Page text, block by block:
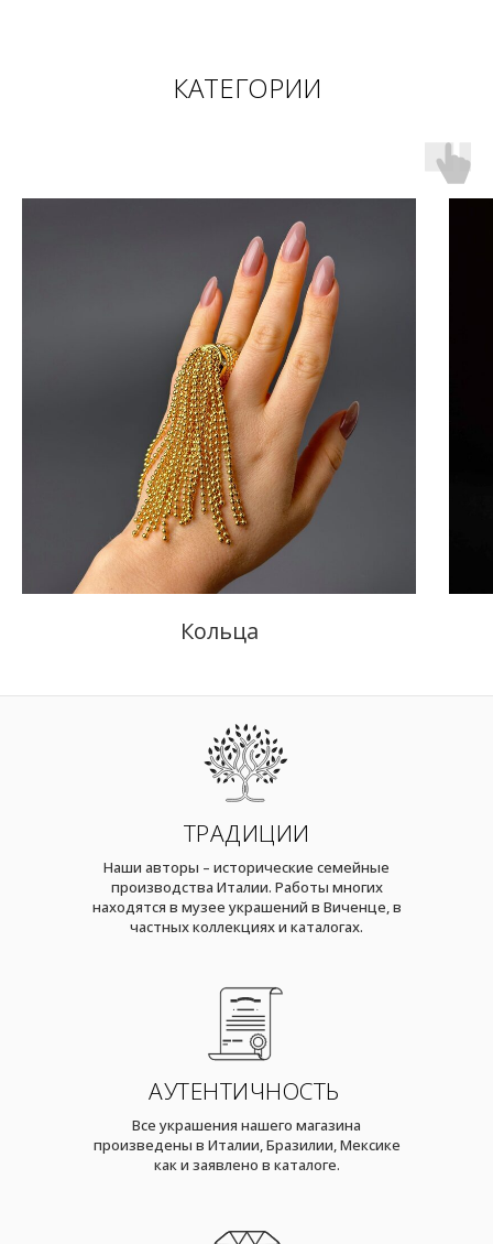
КАТЕГОРИИ
Кольца
ТРАДИЦИИ
Наши авторы – исторические семейные
производства Италии. Работы многих
находятся в музее украшений в Виченце, в
частных коллекциях и каталогах.
АУТЕНТИЧНОСТЬ
Все украшения нашего магазина
произведены в Италии, Бразилии, Мексике
как и заявлено в каталоге.